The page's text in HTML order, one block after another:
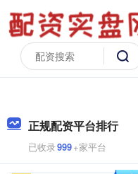
正规配资平台排行
已收录999+家平台